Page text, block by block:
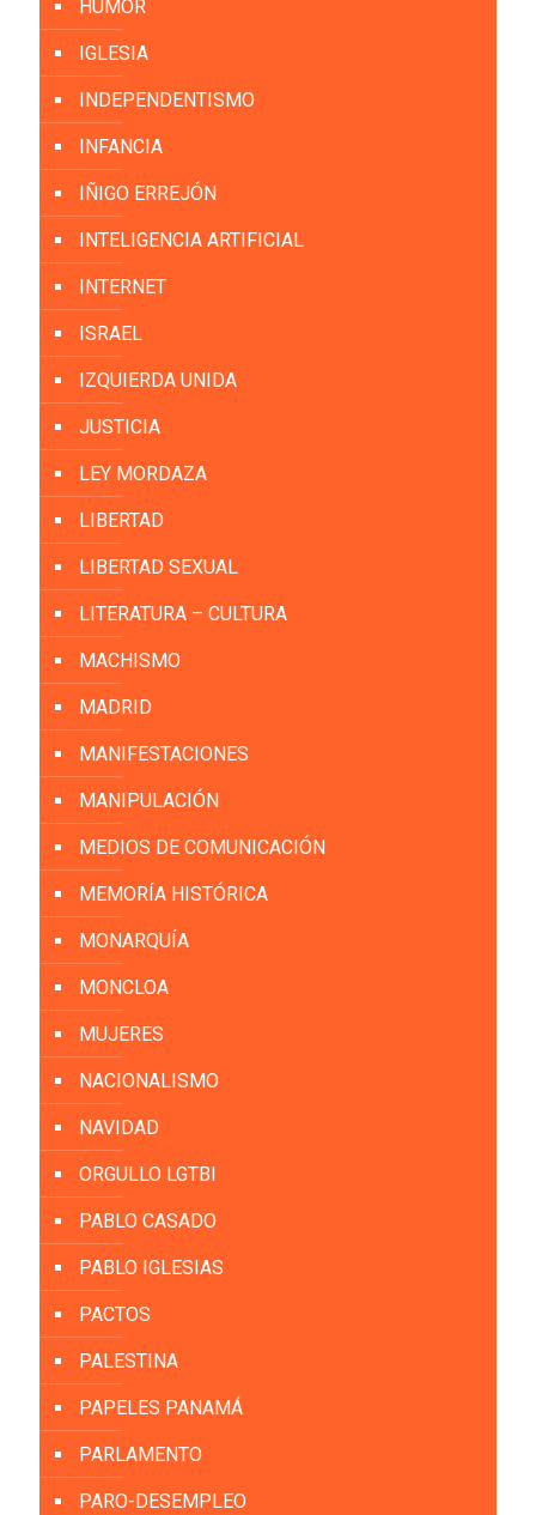
HUMOR
IGLESIA
INDEPENDENTISMO
INFANCIA
IÑIGO ERREJÓN
INTELIGENCIA ARTIFICIAL
INTERNET
ISRAEL
IZQUIERDA UNIDA
JUSTICIA
LEY MORDAZA
LIBERTAD
LIBERTAD SEXUAL
LITERATURA – CULTURA
MACHISMO
MADRID
MANIFESTACIONES
MANIPULACIÓN
MEDIOS DE COMUNICACIÓN
MEMORÍA HISTÓRICA
MONARQUÍA
MONCLOA
MUJERES
NACIONALISMO
NAVIDAD
ORGULLO LGTBI
PABLO CASADO
PABLO IGLESIAS
PACTOS
PALESTINA
PAPELES PANAMÁ
PARLAMENTO
PARO-DESEMPLEO